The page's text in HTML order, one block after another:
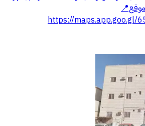
https://maps.app.goo.gl/